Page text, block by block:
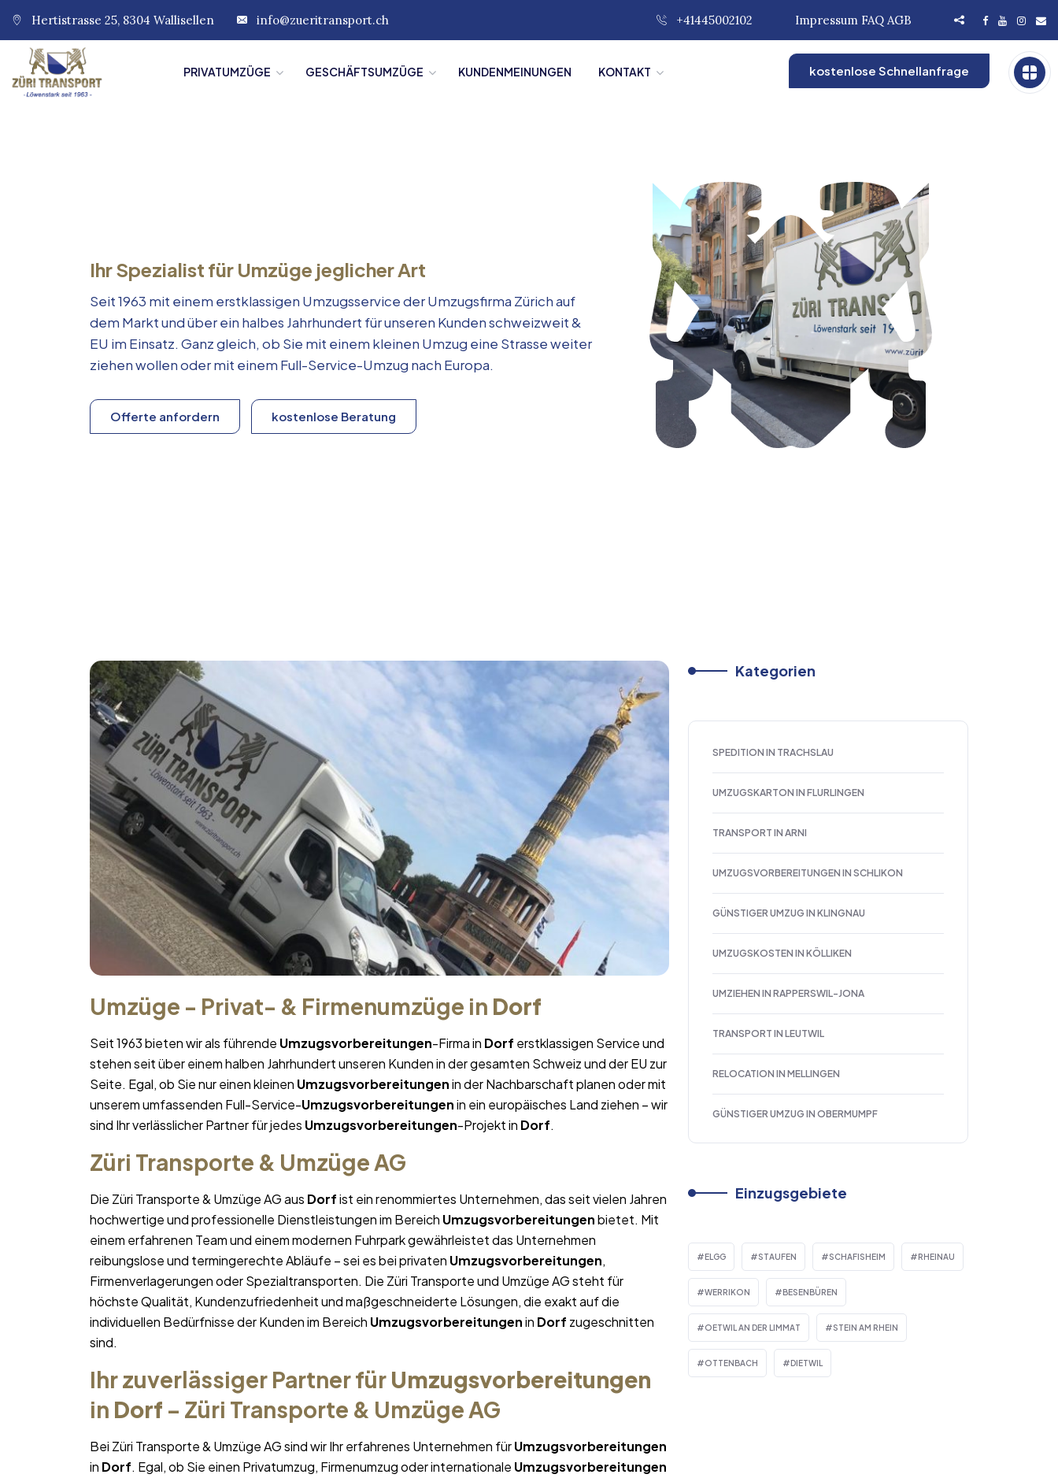
Hertistrasse 25, 8304 Wallisellen info@zueritransport.ch +41445002102 Impressum FAQ AGB
PRIVATUMZÜGE GESCHÄFTSUMZÜGE KUNDENMEINUNGEN KONTAKT kostenlose Schnellanfrage
Ihr Spezialist für Umzüge jeglicher Art
Seit 1963 mit einem erstklassigen Umzugsservice der Umzugsfirma Zürich auf
dem Markt und über ein halbes Jahrhundert für unseren Kunden schweizweit &
EU im Einsatz. Ganz gleich, ob Sie mit einem kleinen Umzug eine Strasse weiter
ziehen wollen oder mit einem Full-Service-Umzug nach Europa.
Offerte anfordern kostenlose Beratung
Umzüge - Privat- & Firmenumzüge in Dorf
Seit 1963 bieten wir als führende Umzugsvorbereitungen-Firma in Dorf erstklassigen Service und
stehen seit über einem halben Jahrhundert unseren Kunden in der gesamten Schweiz und der EU zur
Seite. Egal, ob Sie nur einen kleinen Umzugsvorbereitungenin der Nachbarschaft planen oder mit
unserem umfassenden Full-Service-Umzugsvorbereitungenin ein europäisches Land ziehen – wir
sind Ihr verlässlicher Partner für jedes Umzugsvorbereitungen-Projekt in Dorf.
Züri Transporte & Umzüge AG
Die Züri Transporte & Umzüge AG aus Dorfist ein renommiertes Unternehmen, das seit vielen Jahren
hochwertige und professionelle Dienstleistungen im Bereich Umzugsvorbereitungenbietet. Mit
einem erfahrenen Team und einem modernen Fuhrpark gewährleistet das Unternehmen
reibungslose und termingerechte Abläufe – sei es bei privaten Umzugsvorbereitungen,
Firmenverlagerungen oder Spezialtransporten. Die Züri Transporte und Umzüge AG steht für
höchste Qualität, Kundenzufriedenheit und maßgeschneiderte Lösungen, die exakt auf die
individuellen Bedürfnisse der Kunden im Bereich Umzugsvorbereitungenin Dorf zugeschnitten
sind.
Ihr zuverlässiger Partner für Umzugsvorbereitungen
in Dorf – Züri Transporte & Umzüge AG
Bei Züri Transporte & Umzüge AG sind wir Ihr erfahrenes Unternehmen fürUmzugsvorbereitungen
in Dorf. Egal, ob Sie einen Privatumzug, Firmenumzug oder internationale Umzugsvorbereitungen
Kategorien
SPEDITION IN TRACHSLAU
UMZUGSKARTON IN FLURLINGEN
TRANSPORT IN ARNI
UMZUGSVORBEREITUNGEN IN SCHLIKON
GÜNSTIGER UMZUG IN KLINGNAU
UMZUGSKOSTEN IN KÖLLIKEN
UMZIEHEN IN RAPPERSWIL-JONA
TRANSPORT IN LEUTWIL
RELOCATION IN MELLINGEN
GÜNSTIGER UMZUG IN OBERMUMPF
Einzugsgebiete
ELGG STAUFEN SCHAFISHEIM RHEINAU
WERRIKON BESENBÜREN
OETWIL AN DER LIMMAT STEIN AM RHEIN
OTTENBACH DIETWIL